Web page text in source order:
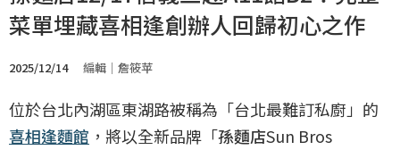
菜單埋藏喜相逢創辦人回歸初心之作
2025/12/14 編輯｜詹筱苹
位於台北內湖區東湖路被稱為「台北最難訂私廚」的
喜相逢麵館 ，將以全新品牌「孫麵店Sun Bros